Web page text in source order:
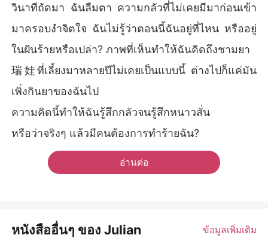
วินาทีถัดมา ฉันลืมตา ความกลัวที่ไม่เคยมีมาก่อนเข้า
มาครอบงำจิตใจ ฉันไม่รู้ว่าตอนนี้ฉันอยู่ที่ไหน หรืออยู่
ในฝันร้ายหรือเปล่า? ภาพที่เห็นทำให้ฉันคิดถึงชามยา
瑞娃ที่เลี้ยงมาหลายปีไม่เคยเป็นแบบนี้ ต่างไปก็แค่มัน
เพิ่งกินยาของฉันไป
ความคิดนี้ทำให้ฉันรู้สึกกลัวจนรู้สึกหนาวสั่น
หรือว่าจริงๆ แล้วมีคนต้องการทำร้ายฉัน?
อ่านต่อ
หนังสืออื่นๆ ของ Julian ข้อมูลเพิ่มเติม